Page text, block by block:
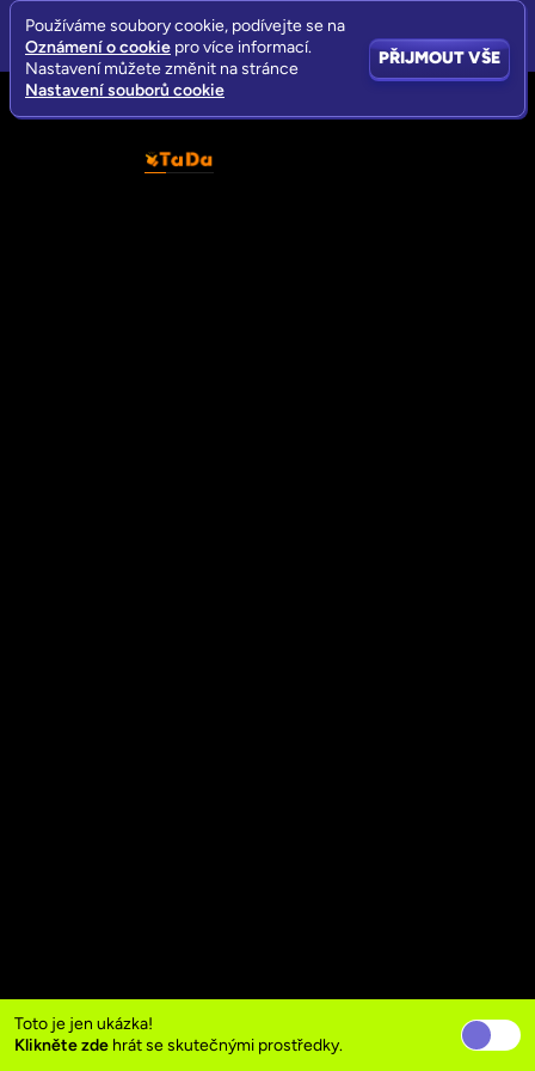
Toto je jen ukázka!
Klikněte zde hrát se skutečnými prostředky.
Používáme soubory cookie, podívejte se na
Oznámení o cookie pro více informací.
Nastavení můžete změnit na stránce
Nastavení souborů cookie
PŘIJMOUT VŠE